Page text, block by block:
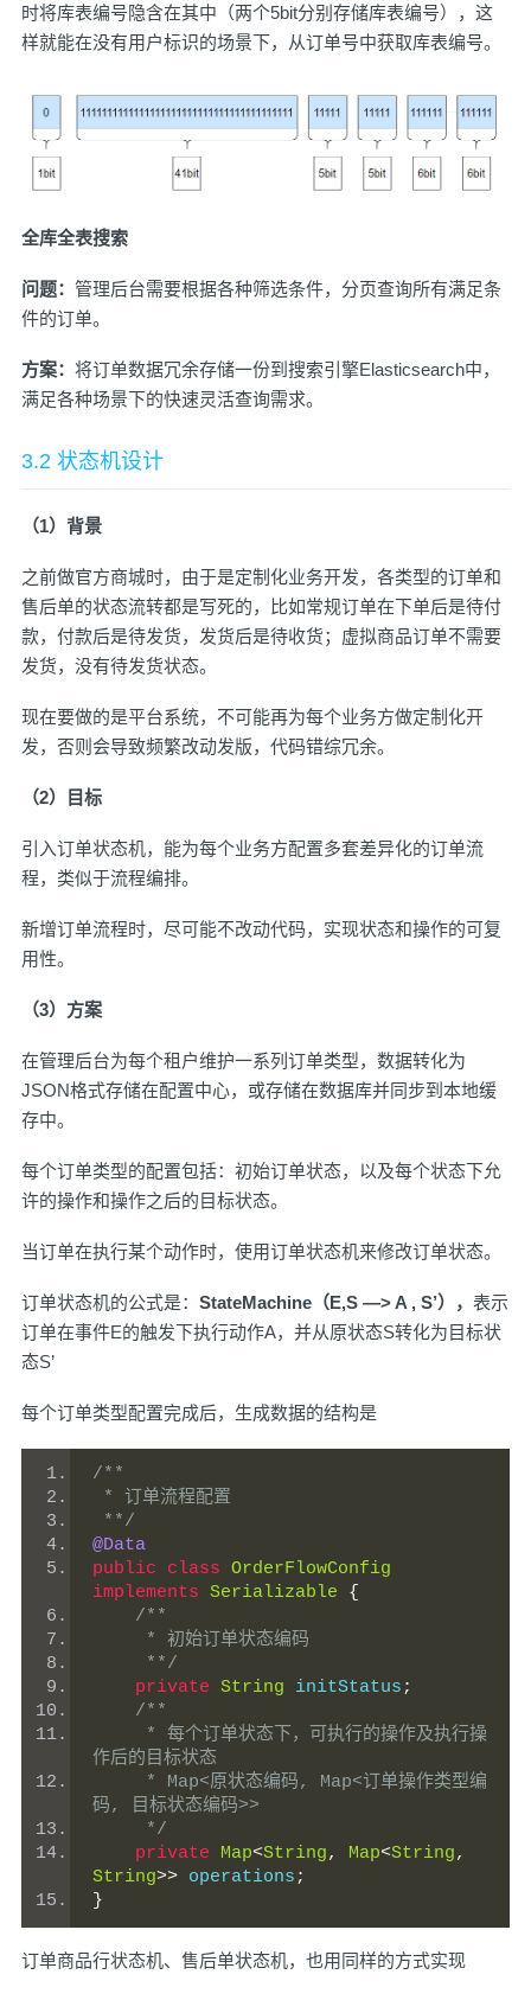
时将库表编号隐含在其中（两个5bit分别存储库表编号），这
样就能在没有用户标识的场景下，从订单号中获取库表编号。
全库全表搜索
问题： 管理后台需要根据各种筛选条件，分页查询所有满足条
件的订单。
方案： 将订单数据冗余存储一份到搜索引擎Elasticsearch中，
满足各种场景下的快速灵活查询需求。
3.2 状态机设计
（1）背景
之前做官方商城时，由于是定制化业务开发，各类型的订单和
售后单的状态流转都是写死的，比如常规订单在下单后是待付
款，付款后是待发货，发货后是待收货；虚拟商品订单不需要
发货，没有待发货状态。
现在要做的是平台系统，不可能再为每个业务方做定制化开
发，否则会导致频繁改动发版，代码错综冗余。
（2）目标
引入订单状态机，能为每个业务方配置多套差异化的订单流
程，类似于流程编排。
新增订单流程时，尽可能不改动代码，实现状态和操作的可复
用性。
（3）方案
在管理后台为每个租户维护一系列订单类型，数据转化为
JSON格式存储在配置中心，或存储在数据库并同步到本地缓
存中。
每个订单类型的配置包括：初始订单状态，以及每个状态下允
许的操作和操作之后的目标状态。
当订单在执行某个动作时，使用订单状态机来修改订单状态。
订单状态机的公式是： StateMachine（E,S —> A , S’）， 表示
订单在事件E的触发下执行动作A，并从原状态S转化为目标状
态S’
每个订单类型配置完成后，生成数据的结构是
/**
* 订单流程配置
**/
@Data
public
class OrderFlowConfig
implements Serializable
{
/**
     * 初始订单状态编码
     **/
private String initStatus ;
/**
作后的目标状态
码, 目标状态编码>>
     */
private
Map<String, Map<String,
String>> operations ;
}
订单商品行状态机、售后单状态机，也用同样的方式实现